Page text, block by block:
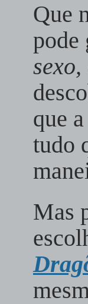
Que
pode
que
tudo
Mas